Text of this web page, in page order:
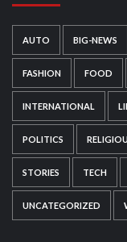
AUTO BIG-NEWS
FASHION FOOD
INTERNATIONAL
POLITICS
STORIES TECH
UNCATEGORIZED